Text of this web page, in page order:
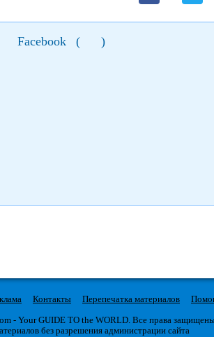
Facebook ( )
Контакты Перепечатка материалов
- Your GUIDE TO the WORLD. Все права
без разрешения администрации сайта